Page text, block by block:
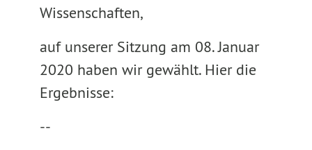
Wissenschaften,
auf unserer Sitzung am 08. Januar
2020 haben wir gewählt. Hier die
Ergebnisse:
--